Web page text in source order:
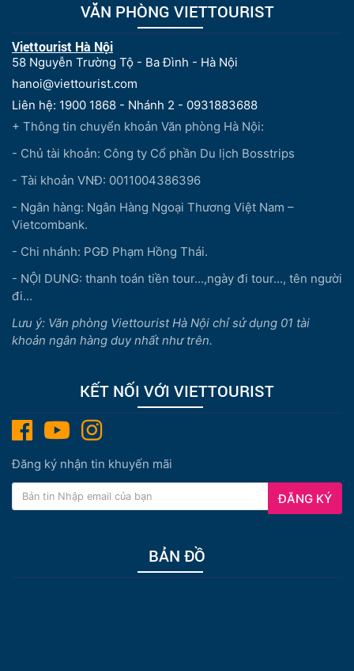
VĂN PHÒNG VIETTOURIST
Viettourist Hà Nội
58 Nguyễn Trường Tộ - Ba Đình - Hà Nội
hanoi@viettourist.com
Liên hệ: 1900 1868 - Nhánh 2 - 0931883688
+ Thông tin chuyển khoản Văn phòng Hà Nội:
- Chủ tài khoản: Công ty Cổ phần Du lịch Bosstrips
- Tài khoản VNĐ: 0011004386396
- Ngân hàng: Ngân Hàng Ngoại Thương Việt Nam –
Vietcombank.
- Chi nhánh: PGĐ Phạm Hồng Thái.
- NỘI DUNG: thanh toán tiền tour...,ngày đi tour..., tên người
đi...
Lưu ý: Văn phòng Viettourist Hà Nội chỉ sử dụng 01 tài
khoản ngân hàng duy nhất như trên.
KẾT NỐI VỚI VIETTOURIST
Đăng ký nhận tin khuyến mãi
ĐĂNG KÝ
BẢN ĐỒ